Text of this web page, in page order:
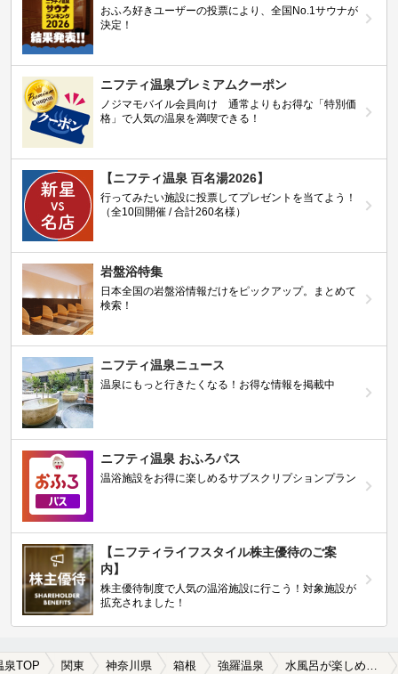
おふろ好きユーザーの投票により、全国No.1サウナが
決定！
ニフティ温泉プレミアムクーポン
ノジマモバイル会員向け 通常よりもお得な「特別価
格」で人気の温泉を満喫できる！
【ニフティ温泉 百名湯2026】
行ってみたい施設に投票してプレゼントを当てよう！
（全10回開催 / 合計260名様）
岩盤浴特集
日本全国の岩盤浴情報だけをピックアップ。まとめて
検索！
ニフティ温泉ニュース
温泉にもっと行きたくなる！お得な情報を掲載中
ニフティ温泉 おふろパス
温浴施設をお得に楽しめるサブスクリプションプラン
【ニフティライフスタイル株主優待のご案
内】
株主優待制度で人気の温浴施設に行こう！対象施設が
拡充されました！
泉TOP 関東 神奈川県 箱根 強羅温泉 水風呂が楽しめる強羅温泉の温泉、日帰り温泉、スーパー銭湯おすすめ